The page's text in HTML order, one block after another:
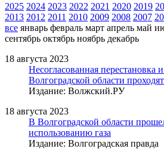
2025 2024 2023 2022 2021 2020 2019
2013 2012 2011 2010 2009 2008 2007
все январь февраль март апрель май
сентябрь октябрь ноябрь декабрь
18 августа 2023
Несогласованная перестановка
Волгоградской области
Издание: Волжский.РУ
18 августа 2023
В Волгоградской области
использованию газа
Издание: Волгоградская правда